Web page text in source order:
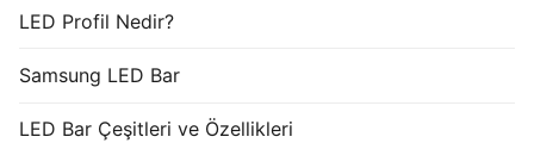
LED Profil Nedir?
Samsung LED Bar
LED Bar Çeşitleri ve Özellikleri